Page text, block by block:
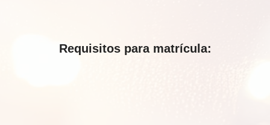
Requisitos para matrícula: